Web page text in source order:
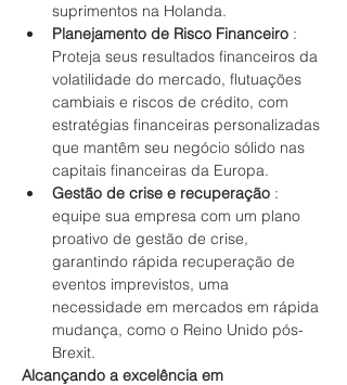
suprimentos na Holanda.
Planejamento de Risco Financeiro :
Proteja seus resultados financeiros da
volatilidade do mercado, flutuações
cambiais e riscos de crédito, com
estratégias financeiras personalizadas
que mantêm seu negócio sólido nas
capitais financeiras da Europa.
Gestão de crise e recuperação :
equipe sua empresa com um plano
proativo de gestão de crise,
garantindo rápida recuperação de
eventos imprevistos, uma
necessidade em mercados em rápida
mudança, como o Reino Unido pós-
Brexit.
Alcançando a excelência em